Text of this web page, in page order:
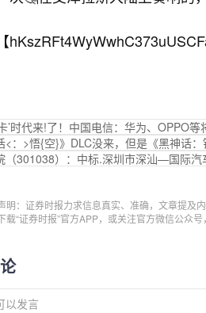
’时代来!了！中国电信：华为、OPPO
<：>悟{空}》DLC没来，但是《黑神话
（301038）：中标.深圳市深汕—国际
明：证券时报力求信息真实、准确，文章提及
载“证券时报”官方APP，或关注官方微信公众
以发言